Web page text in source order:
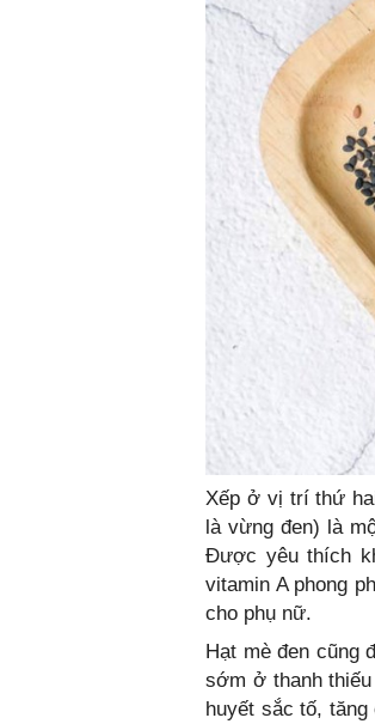
Xếp ở vị trí thứ
là vừng đen) là
Được yêu thích
vitamin A phong
cho phụ nữ.
Hạt mè đen cũng
sớm ở thanh
huyết sắc tố,